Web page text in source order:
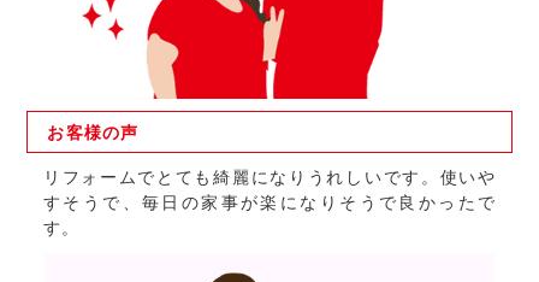
お客様の声
リフォームでとても綺麗になりうれしいです。使いや
すそうで、毎日の家事が楽になりそうで良かったで
す。